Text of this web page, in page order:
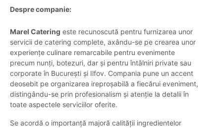
Despre companie:
Marel Catering este recunoscută pentru furnizarea unor
servicii de catering complete, axându-se pe crearea unor
experiențe culinare remarcabile pentru evenimente
precum nunți, botezuri, dar și pentru întâlniri private sau
corporate în București și Ilfov. Compania pune un accent
deosebit pe organizarea ireproșabilă a fiecărui eveniment,
distingându-se prin profesionalism și atenție la detalii în
toate aspectele serviciilor oferite.
Se acordă o importanță majoră calității ingredientelor